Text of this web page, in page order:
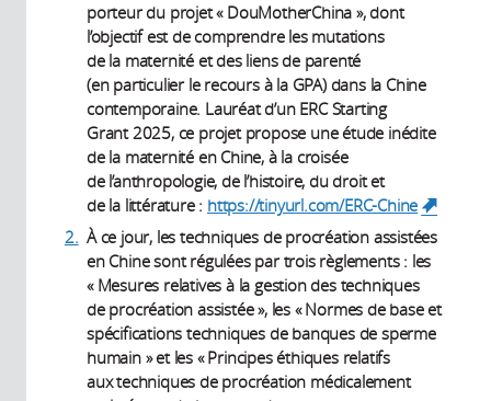
porteur du projet « DouMotherChina », dont
l’objectif est de comprendre les mutations
de la maternité et des liens de parenté
(en particulier le recours à la GPA) dans la Chine
contemporaine. Lauréat d’un ERC Starting
Grant 2025, ce projet propose une étude inédite
de la maternité en Chine, à la croisée
de l’anthropologie, de l’histoire, du droit et
de la littérature : https://tinyurl.com/ERC-Chine
2. À ce jour, les techniques de procréation assistées
en Chine sont régulées par trois règlements : les
« Mesures relatives à la gestion des techniques
de procréation assistée », les « Normes de base et
spécifications techniques de banques de sperme
humain » et les « Principes éthiques relatifs
aux techniques de procréation médicalement